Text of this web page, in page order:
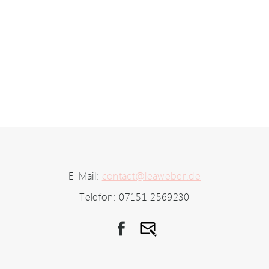
E-Mail: contact@leaweber.de
Telefon: 07151 2569230